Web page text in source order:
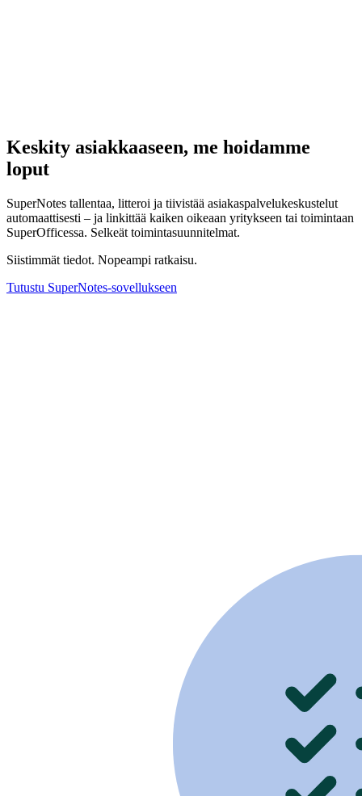
Keskity asiakkaaseen, me hoidamme
loput
SuperNotes tallentaa, litteroi ja tiivistää asiakaspalvelukeskustelut
automaattisesti – ja linkittää kaiken oikeaan yritykseen tai toimintaan
SuperOfficessa. Selkeät toimintasuunnitelmat.
Siistimmät tiedot. Nopeampi ratkaisu.
Tutustu SuperNotes-sovellukseen